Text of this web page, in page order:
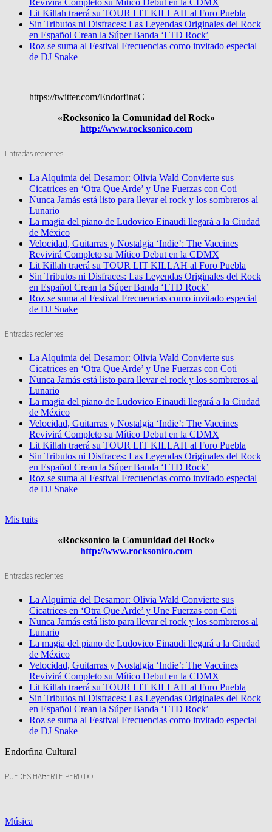
Revivirá Completo su Mítico Debut en la CDMX
Lit Killah traerá su TOUR LIT KILLAH al Foro Puebla
Sin Tributos ni Disfraces: Las Leyendas Originales del Rock
en Español Crean la Súper Banda ‘LTD Rock’
Roz se suma al Festival Frecuencias como invitado especial
de DJ Snake
https://twitter.com/EndorfinaC
«Rocksonico la Comunidad del Rock»
http://www.rocksonico.com
Entradas recientes
La Alquimia del Desamor: Olivia Wald Convierte sus
Cicatrices en ‘Otra Que Arde’ y Une Fuerzas con Coti
Nunca Jamás está listo para llevar el rock y los sombreros al
Lunario
La magia del piano de Ludovico Einaudi llegará a la Ciudad
de México
Velocidad, Guitarras y Nostalgia ‘Indie’: The Vaccines
Revivirá Completo su Mítico Debut en la CDMX
Lit Killah traerá su TOUR LIT KILLAH al Foro Puebla
Sin Tributos ni Disfraces: Las Leyendas Originales del Rock
en Español Crean la Súper Banda ‘LTD Rock’
Roz se suma al Festival Frecuencias como invitado especial
de DJ Snake
Entradas recientes
La Alquimia del Desamor: Olivia Wald Convierte sus
Cicatrices en ‘Otra Que Arde’ y Une Fuerzas con Coti
Nunca Jamás está listo para llevar el rock y los sombreros al
Lunario
La magia del piano de Ludovico Einaudi llegará a la Ciudad
de México
Velocidad, Guitarras y Nostalgia ‘Indie’: The Vaccines
Revivirá Completo su Mítico Debut en la CDMX
Lit Killah traerá su TOUR LIT KILLAH al Foro Puebla
Sin Tributos ni Disfraces: Las Leyendas Originales del Rock
en Español Crean la Súper Banda ‘LTD Rock’
Roz se suma al Festival Frecuencias como invitado especial
de DJ Snake
Mis tuits
«Rocksonico la Comunidad del Rock»
http://www.rocksonico.com
Entradas recientes
La Alquimia del Desamor: Olivia Wald Convierte sus
Cicatrices en ‘Otra Que Arde’ y Une Fuerzas con Coti
Nunca Jamás está listo para llevar el rock y los sombreros al
Lunario
La magia del piano de Ludovico Einaudi llegará a la Ciudad
de México
Velocidad, Guitarras y Nostalgia ‘Indie’: The Vaccines
Revivirá Completo su Mítico Debut en la CDMX
Lit Killah traerá su TOUR LIT KILLAH al Foro Puebla
Sin Tributos ni Disfraces: Las Leyendas Originales del Rock
en Español Crean la Súper Banda ‘LTD Rock’
Roz se suma al Festival Frecuencias como invitado especial
de DJ Snake
Endorfina Cultural
PUEDES HABERTE PERDIDO
Música